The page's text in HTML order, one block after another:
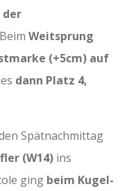
der
Beim Weitsprung
(+5cm) auf
dann Platz 4,
Spätnachmittag
(W14) ins
ging beim Kugel-